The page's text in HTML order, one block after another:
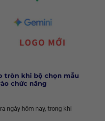
tròn khi bộ chọn mẫu
chức năng
ngày hôm nay, trong khi